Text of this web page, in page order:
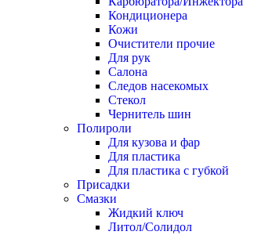
Кондиционера
Кожи
Очистители прочие
Для рук
Салона
Следов насекомых
Стекол
Чернитель шин
Полироли
Для кузова и фар
Для пластика
Для пластика с губкой
Присадки
Смазки
Жидкий ключ
Литол/Солидол